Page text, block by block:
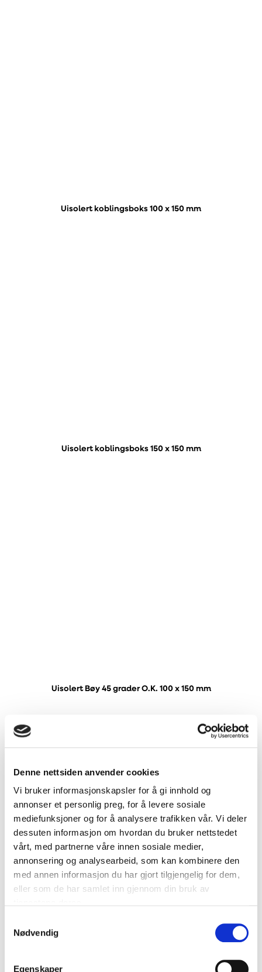
Denne nettsiden anvender cookies
Vi bruker informasjonskapsler for å gi innhold og
annonser et personlig preg, for å levere sosiale
mediefunksjoner og for å analysere trafikken vår. Vi deler
dessuten informasjon om hvordan du bruker nettstedet
vårt, med partnerne våre innen sosiale medier,
annonsering og analysearbeid, som kan kombinere den
med annen informasjon du har gjort tilgjengelig for dem,
eller som de har samlet inn gjennom din bruk av
Nødvendig
Egenskaper
Uisolert koblingsboks 100 x 150 mm
Uisolert koblingsboks 150 x 150 mm
Uisolert Bøy 45 grader O.K. 100 x 150 mm
Uisolert bøy 45 grader O.L. 100 x 150 mm